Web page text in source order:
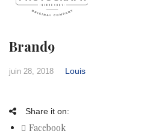
Brand9
juin 28, 2018 Louis
Share it on:
Facebook